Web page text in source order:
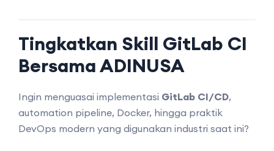
Tingkatkan Skill GitLab CI
Bersama ADINUSA
Ingin menguasai implementasi GitLab CI/CD,
automation pipeline, Docker, hingga praktik
DevOps modern yang digunakan industri saat ini?